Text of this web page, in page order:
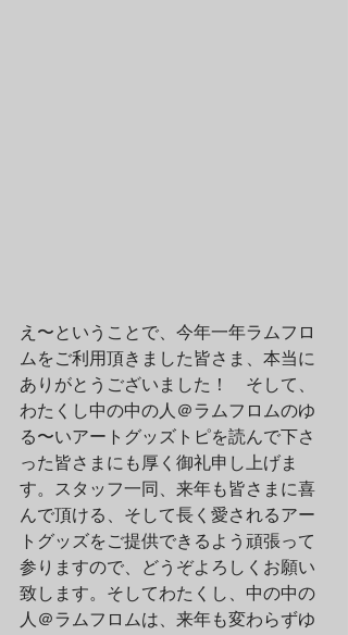
え〜ということで、今年一年ラムフロ
ムをご利用頂きました皆さま、本当に
ありがとうございました！　そして、
わたくし中の中の人＠ラムフロムのゆ
る〜いアートグッズトピを読んで下さ
った皆さまにも厚く御礼申し上げま
す。スタッフ一同、来年も皆さまに喜
んで頂ける、そして長く愛されるアー
トグッズをご提供できるよう頑張って
参りますので、どうぞよろしくお願い
致します。そしてわたくし、中の中の
人＠ラムフロムは、来年も変わらずゆ